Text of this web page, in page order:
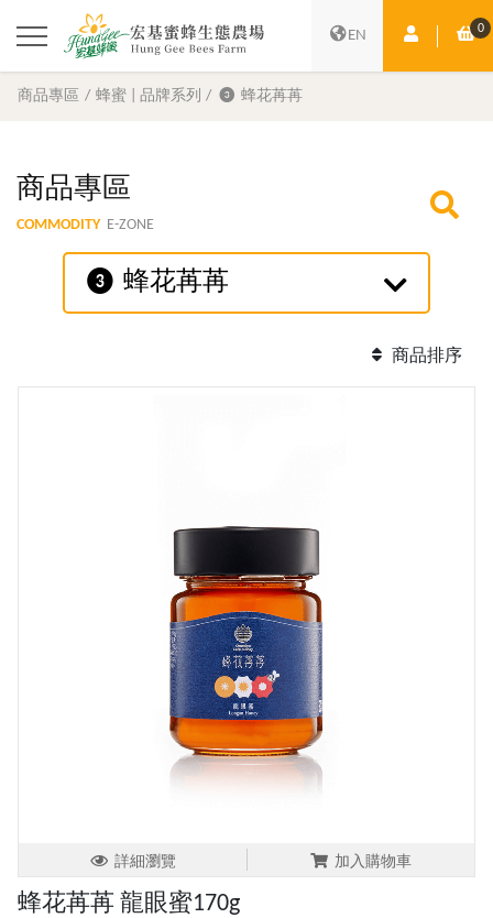
EN 會員中心0
購
商品專區 蜂蜜 | 品牌系列 ❸ 蜂花苒苒
商品專區
COMMODITY E-ZONE
❸ 蜂花苒苒
商品排序
詳細瀏覽 加入購物車
蜂花苒苒 龍眼蜜170g